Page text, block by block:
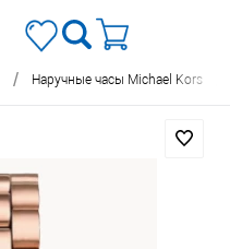
/ Наручные часы Michael Kors